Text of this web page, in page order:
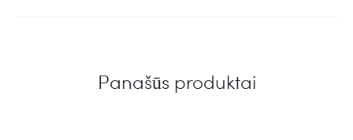
Panašūs produktai